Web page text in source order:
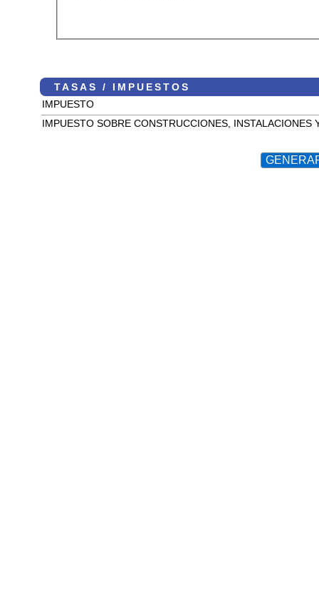
TASAS / IMPUESTOS
IMPUESTO
IMPUESTO SOBRE CONSTRUCCIONES, INSTALACIONES